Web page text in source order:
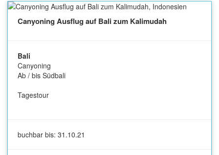
Canyoning Ausflug auf Bali zum Kalimudah
Bali
Canyoning
Ab / bis Südbali
Tagestour
buchbar bis: 31.10.21